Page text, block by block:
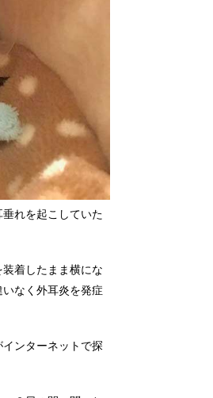
れを起こしていた
着したまま横にな
なく外耳炎を発症
ンターネットで探